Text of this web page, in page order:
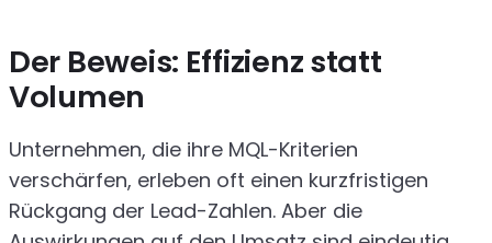
Der Beweis: Effizienz statt
Volumen
Unternehmen, die ihre MQL-Kriterien
verschärfen, erleben oft einen kurzfristigen
Rückgang der Lead-Zahlen. Aber die